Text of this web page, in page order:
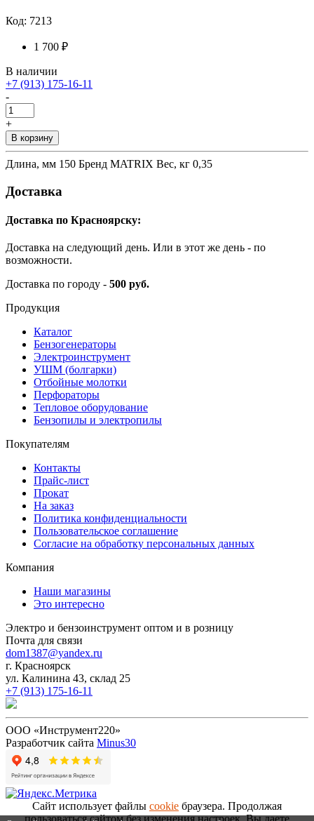
Код: 7213
1 700 ₽
В наличии
+7 (913) 175-16-11
-
+
В корзину
Длина, мм 150 Бренд MATRIX Вес, кг 0,35
Доставка
Доставка по Красноярску:
Доставка на следующий день. Или в этот же день - по
возможности.
Доставка по городу - 500 руб.
Продукция
Каталог
Бензогенераторы
Электроинструмент
УШМ (болгарки)
Отбойные молотки
Перфораторы
Тепловое оборудование
Бензопилы и электропилы
Покупателям
Контакты
Прайс-лист
Прокат
На заказ
Политика конфиденциальности
Пользовательское соглашение
Согласие на обработку персональных данных
Компания
Наши магазины
Это интересно
Электро и бензоинструмент оптом и в розницу
Почта для связи
dom1387@yandex.ru
г. Красноярск
ул. Калинина 43, склад 25
+7 (913) 175-16-11
ООО «Инструмент220»
Разработчик сайта Minus30
Сайт использует файлы cookie браузера. Продолжая